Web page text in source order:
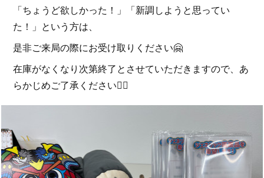
「ちょうど欲しかった！」「新調しようと思ってい
た！」という方は、
是非ご来局の際にお受け取りください🤗
在庫がなくなり次第終了とさせていただきますので、あ
らかじめご了承ください🙇‍♂️